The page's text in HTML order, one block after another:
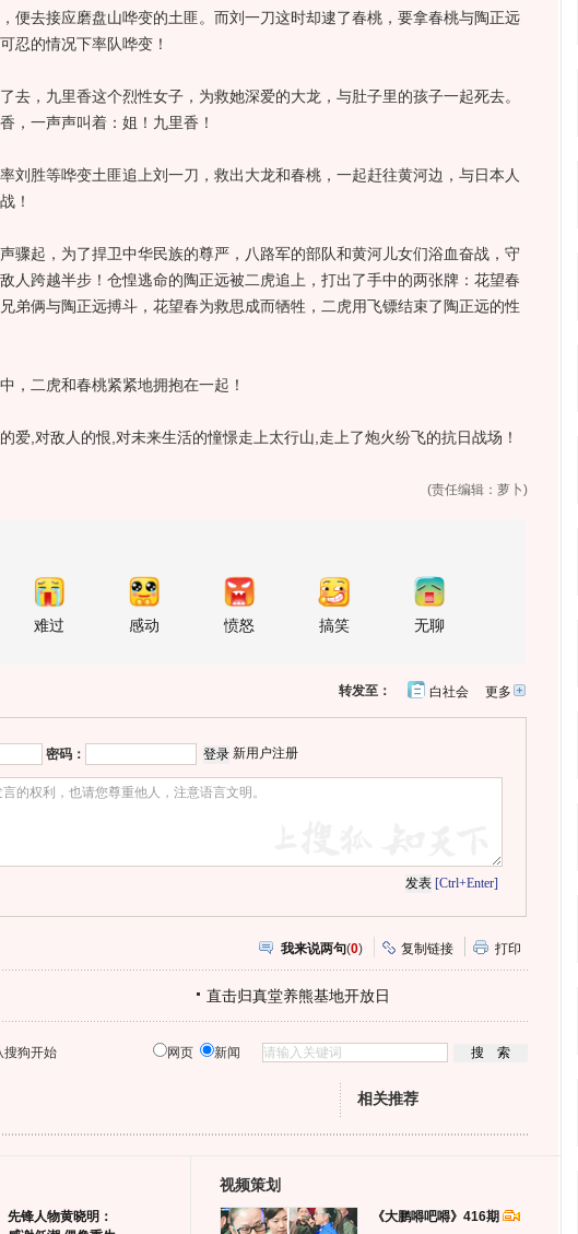
去接应磨盘山哗变的土匪。而刘一刀这时却逮了春桃，要拿春桃与陶正远
忍的情况下率队哗变！
，九里香这个烈性女子，为救她深爱的大龙，与肚子里的孩子一起死去。
，一声声叫着：姐！九里香！
胜等哗变土匪追上刘一刀，救出大龙和春桃，一起赶往黄河边，与日本人
！
起，为了捍卫中华民族的尊严，八路军的部队和黄河儿女们浴血奋战，守
人跨越半步！仓惶逃命的陶正远被二虎追上，打出了手中的两张牌：花望春
弟俩与陶正远搏斗，花望春为救思成而牺牲，二虎用飞镖结束了陶正远的性
二虎和春桃紧紧地拥抱在一起！
,对敌人的恨,对未来生活的憧憬走上太行山,走上了炮火纷飞的抗日战场！
(责任编辑：萝卜)
难过 感动 愤怒 搞笑 无聊
更多开
转发至： 白社会
密码： 新用户注册
[Ctrl+Enter]
我来说两句(0) 复制链接 打印
直击归真堂养熊基地开放日
搜狗开始 网页 新闻
相关推荐
先锋人物黄晓明：
视频策划
《大鹏嘚吧嘚》416期